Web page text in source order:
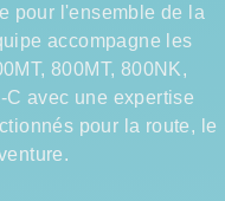
pour l'ensemble de la
accompagne les
800MT, 800NK,
avec une expertise
pour la route, le